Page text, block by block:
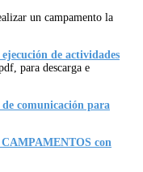
un campamento la
de actividades
para descarga e
de comunicación para
con